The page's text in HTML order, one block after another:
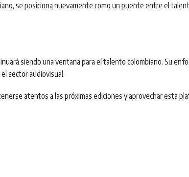
se posiciona nuevamente como un puente entre el
siendo una ventana para el talento colombiano. Su
sector audiovisual.
atentos a las próximas ediciones y aprovechar esta